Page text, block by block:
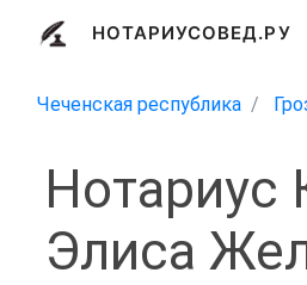
НОТАРИУСОВЕД.РУ
Чеченская республика
Нотариус
Элиса